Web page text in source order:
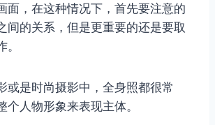
面，在这种情况下，首先要注意的
间的关系，但是更重要的还是要取
或是时尚摄影中，全身照都很常
个人物形象来表现主体。